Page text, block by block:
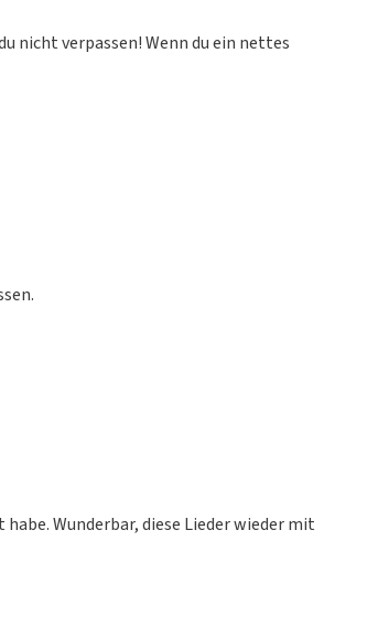
nicht verpassen! Wenn du ein nettes
mir geholfen, wieder zu
Wunderbar, diese Lieder wieder mit